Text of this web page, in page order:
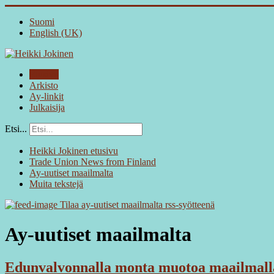
Suomi
English (UK)
Arkisto
Ay-linkit
Julkaisija
Etsi...
Heikki Jokinen etusivu
Trade Union News from Finland
Ay-uutiset maailmalta
Muita tekstejä
Tilaa ay-uutiset maailmalta rss-syötteenä
Ay-uutiset maailmalta
Edunvalvonnalla monta muotoa